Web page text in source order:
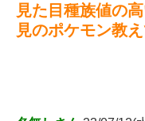
見た目種族値の
見のポケモン教